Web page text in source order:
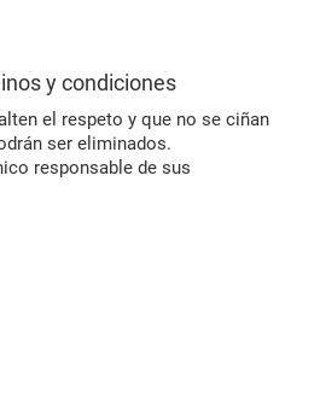
y condiciones
el respeto y que no se ciñan
ser eliminados.
responsable de sus